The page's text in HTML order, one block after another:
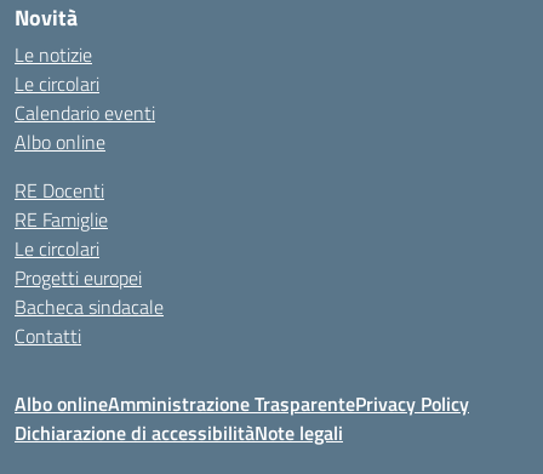
Novità
Le notizie
Le circolari
Calendario eventi
Albo online
RE Docenti
RE Famiglie
Le circolari
Progetti europei
Bacheca sindacale
Contatti
Albo onlineAmministrazione TrasparentePrivacy Policy
Dichiarazione di accessibilitàNote legali